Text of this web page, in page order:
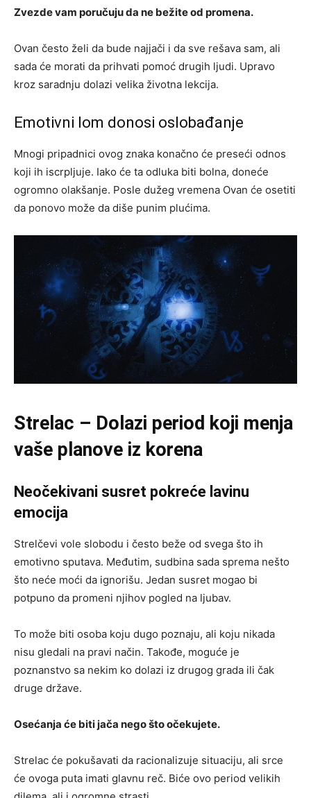
Zvezde vam poručuju da ne bežite od promena.
Ovan često želi da bude najjači i da sve rešava sam, ali
sada će morati da prihvati pomoć drugih ljudi. Upravo
kroz saradnju dolazi velika životna lekcija.
Emotivni lom donosi oslobađanje
Mnogi pripadnici ovog znaka konačno će preseći odnos
koji ih iscrpljuje. Iako će ta odluka biti bolna, doneće
ogromno olakšanje. Posle dužeg vremena Ovan će osetiti
da ponovo može da diše punim plućima.
Strelac – Dolazi period koji menja
vaše planove iz korena
Neočekivani susret pokreće lavinu
emocija
Strelčevi vole slobodu i često beže od svega što ih
emotivno sputava. Međutim, sudbina sada sprema nešto
što neće moći da ignorišu. Jedan susret mogao bi
potpuno da promeni njihov pogled na ljubav.
To može biti osoba koju dugo poznaju, ali koju nikada
nisu gledali na pravi način. Takođe, moguće je
poznanstvo sa nekim ko dolazi iz drugog grada ili čak
druge države.
Osećanja će biti jača nego što očekujete.
Strelac će pokušavati da racionalizuje situaciju, ali srce
će ovoga puta imati glavnu reč. Biće ovo period velikih